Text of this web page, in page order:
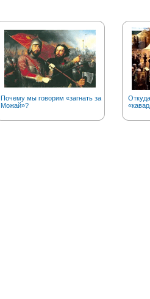
Почему мы говорим «загнать за
Можай»?